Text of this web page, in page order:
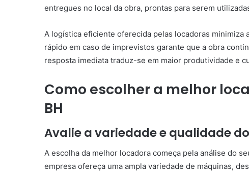
entregues no local da obra, prontas para serem
A logística eficiente oferecida pelas locadoras
rápido em caso de imprevistos garante que a obra
resposta imediata traduz-se em maior produtividade e
Como escolher a melhor
BH
Avalie a variedade e qualidade
A escolha da melhor locadora começa pela análise do
empresa ofereça uma ampla variedade de máquinas,